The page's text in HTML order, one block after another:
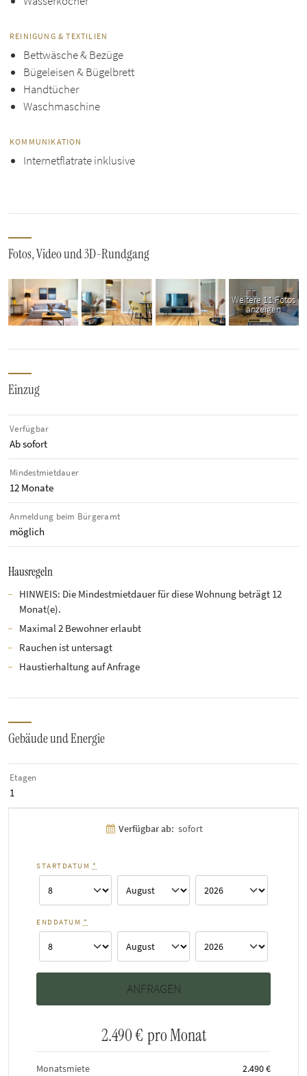
REINIGUNG & TEXTILIEN
Bettwäsche & Bezüge
Bügeleisen & Bügelbrett
Handtücher
Waschmaschine
KOMMUNIKATION
Internetflatrate inklusive
Fotos, Video und 3D-Rundgang
Weitere 11 Fotos
anzeigen
Einzug
Verfügbar
Ab sofort
Mindestmietdauer
12 Monate
Anmeldung beim Bürgeramt
möglich
Hausregeln
HINWEIS: Die Mindestmietdauer für diese Wohnung beträgt 12
Monat(e).
Maximal 2 Bewohner erlaubt
Rauchen ist untersagt
Haustierhaltung auf Anfrage
Gebäude und Energie
Etagen
1
Verfügbar ab: sofort
STARTDATUM *
ENDDATUM *
2.490 € pro Monat
Monatsmiete
2.490 €